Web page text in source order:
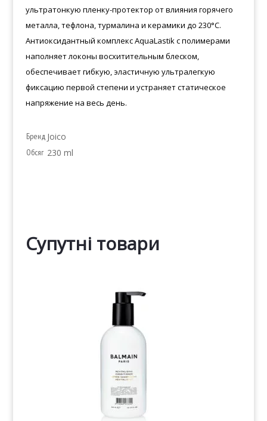
ультратонкую пленку-протектор от влияния горячего
металла, тефлона, турмалина и керамики до 230°С.
Антиоксидантный комплекс AquaLastik с полимерами
наполняет локоны восхитительным блеском,
обеспечивает гибкую, эластичную ультралегкую
фиксацию первой степени и устраняет статическое
напряжение на весь день.
Бренд Joico
Обсяг 230 ml
Супутні товари